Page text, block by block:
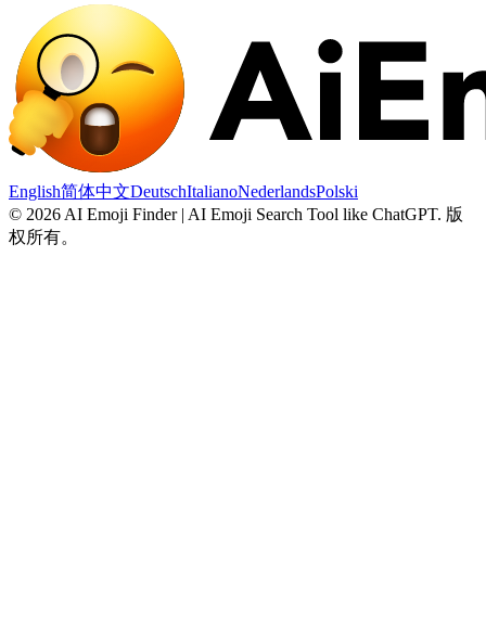
English简体中文DeutschItalianoNederlandsPolski
© 2026 AI Emoji Finder | AI Emoji Search Tool like ChatGPT. 版
权所有。